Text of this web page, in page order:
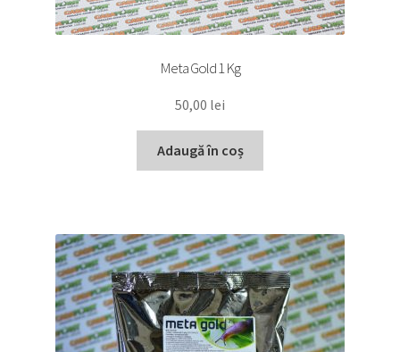
Meta Gold 1 Kg
50,00 lei
Adaugă în coș